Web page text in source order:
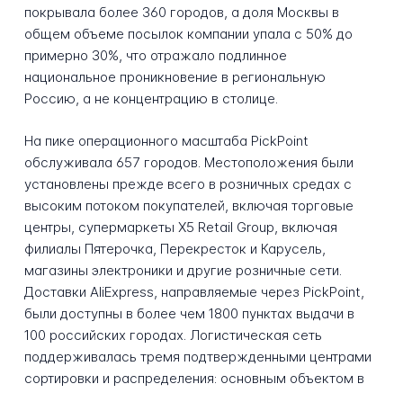
покрывала более 360 городов, а доля Москвы в
общем объеме посылок компании упала с 50% до
примерно 30%, что отражало подлинное
национальное проникновение в региональную
Россию, а не концентрацию в столице.
На пике операционного масштаба PickPoint
обслуживала 657 городов. Местоположения были
установлены прежде всего в розничных средах с
высоким потоком покупателей, включая торговые
центры, супермаркеты X5 Retail Group, включая
филиалы Пятерочка, Перекресток и Карусель,
магазины электроники и другие розничные сети.
Доставки AliExpress, направляемые через PickPoint,
были доступны в более чем 1800 пунктах выдачи в
100 российских городах. Логистическая сеть
поддерживалась тремя подтвержденными центрами
сортировки и распределения: основным объектом в